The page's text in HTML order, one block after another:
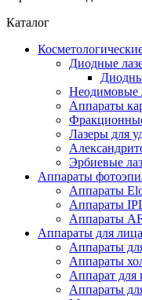
Каталог
Диодные
Неодимовые
Аппараты
Лазеры для
Эрбиевые
Аппараты
Аппараты
Аппараты
Аппараты
Аппараты для лица
Аппараты
Аппараты
Аппарат для
Аппараты